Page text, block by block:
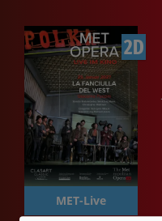
2D
MET-Live